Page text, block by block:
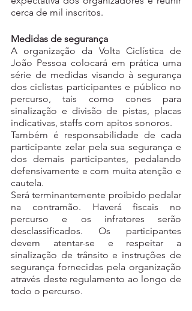
cerca de mil inscritos.
Medidas de segurança
A organização da Volta Ciclística de
João Pessoa colocará em prática uma
série de medidas visando à segurança
dos ciclistas participantes e público no
percurso, tais como cones para
sinalização e divisão de pistas, placas
indicativas, staffs com apitos sonoros.
Também é responsabilidade de cada
participante zelar pela sua segurança e
dos demais participantes, pedalando
defensivamente e com muita atenção e
cautela.
Será terminantemente proibido pedalar
na contramão. Haverá fiscais no
percurso e os infratores serão
desclassificados. Os participantes
devem atentar-se e respeitar a
sinalização de trânsito e instruções de
segurança fornecidas pela organização
através deste regulamento ao longo de
todo o percurso.